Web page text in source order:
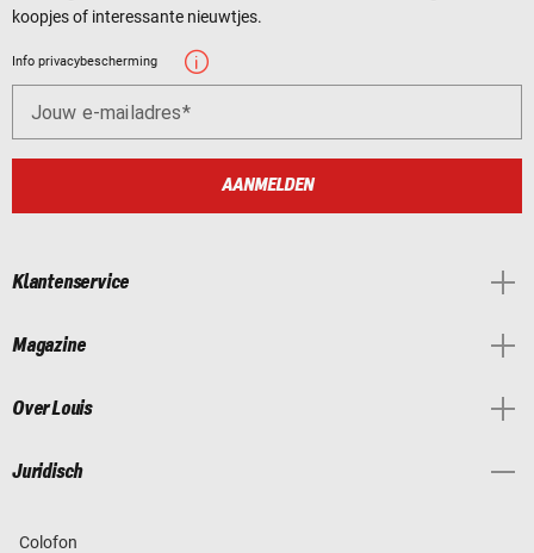
koopjes of interessante nieuwtjes.
Info privacybescherming
Jouw e-mailadres
AANMELDEN
Klantenservice
Magazine
Over Louis
Juridisch
Colofon